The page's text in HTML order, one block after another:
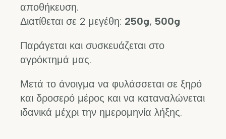
αποθήκευση.
Διατίθεται σε 2 μεγέθη: 250g, 500g
Παράγεται και συσκευάζεται στο
αγρόκτημά μας.
Μετά το άνοιγμα να φυλάσσεται σε ξηρό
και δροσερό μέρος και να καταναλώνεται
ιδανικά μέχρι την ημερομηνία λήξης.